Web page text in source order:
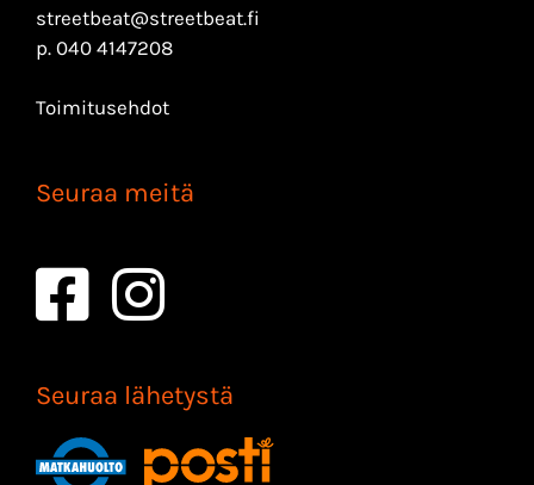
streetbeat@streetbeat.fi
p. 040 4147208
Toimitusehdot
Seuraa meitä
Seuraa lähetystä